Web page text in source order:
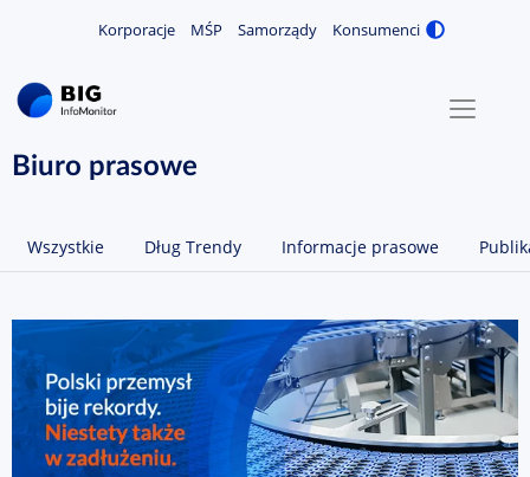
Korporacje MŚP Samorządy Konsumenci
MENU
O NAS
KONTAKT
Biuro prasowe
Wszystkie Dług Trendy Informacje prasowe